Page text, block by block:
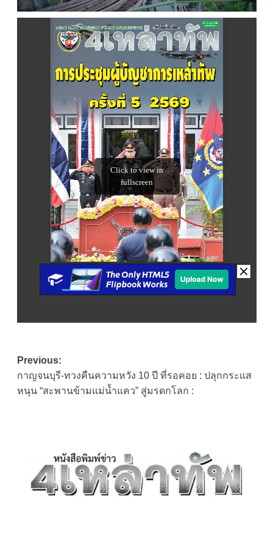
Post
navigation
Previous:
กาญจนบุรี-ทวงคืนความหวัง 10 ปี ที่รอคอย : ปลุกกระแส
หนุน “สะพานข้ามแม่น้ำแคว” สู่มรดกโลก :